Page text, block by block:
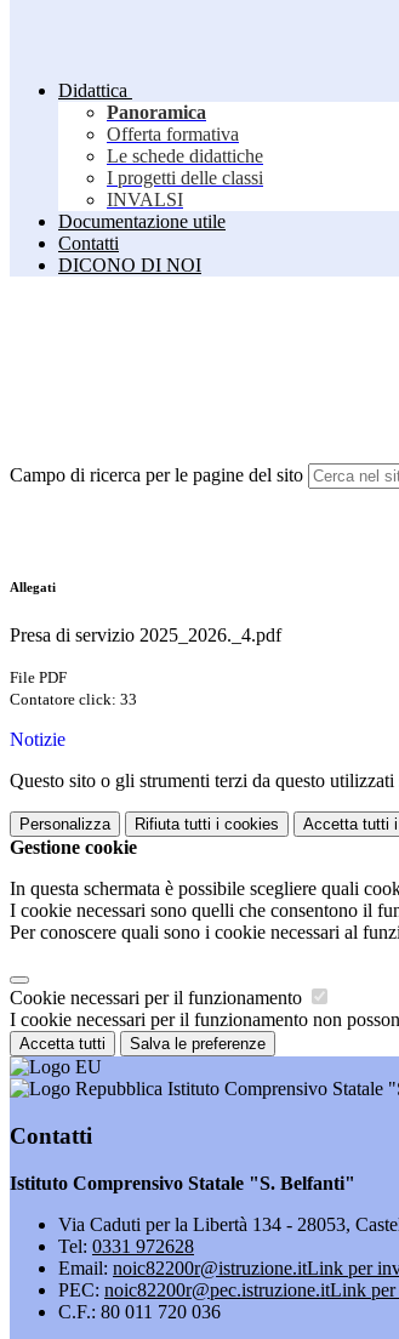
Didattica
Panoramica
Offerta formativa
Le schede didattiche
I progetti delle classi
INVALSI
Documentazione utile
Contatti
DICONO DI NOI
Campo di ricerca per le pagine del sito
Allegati
Presa di servizio 2025_2026._4.pdf
File PDF
Contatore click: 33
Notizie
Questo sito o gli strumenti terzi da questo
Personalizza Rifiuta tutti i cookies Accetta tutti
Gestione cookie
In questa schermata è possibile scegliere quali
I cookie necessari sono quelli che consentono il
Per conoscere quali sono i cookie necessari al
Cookie necessari per il funzionamento
I cookie necessari per il funzionamento non
Accetta tutti Salva le preferenze
Istituto Comprensivo Statale
Contatti
Istituto Comprensivo Statale "S. Belfanti"
Via Caduti per la Libertà 134 - 28053,
Tel: 0331 972628
Email: noic82200r@istruzione.itLink per
PEC: noic82200r@pec.istruzione.itLink per
C.F.: 80 011 720 036